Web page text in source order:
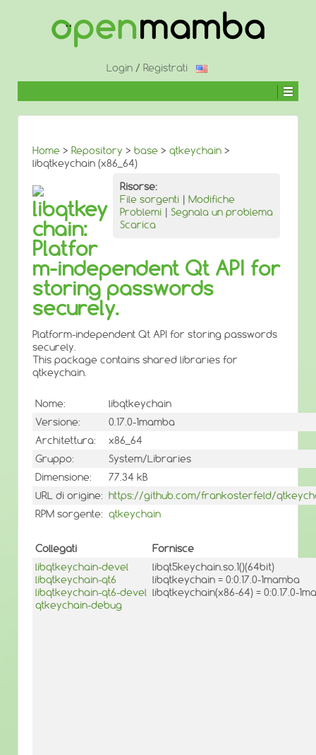
CONTENUTO
Login / Registrati
Home > Repository > base > qtkeychain >
libqtkeychain (x86_64)
Risorse:
File sorgenti | Modifiche
Problemi | Segnala un problema
Scarica
libqtkey
chain:
Platfor
m-independent Qt API for
storing passwords
securely.
Platform-independent Qt API for storing passwords
securely.
This package contains shared libraries for
qtkeychain.
Nome:
libqtkeychain
Versione:
0.17.0-1mamba
Architettura:
x86_64
Gruppo:
System/Libraries
Dimensione:
77.34 kB
URL di origine: https://github.com/frankosterfeld/
RPM sorgente: qtkeychain
Collegati
Fornisce
libqtkeychain-devel
libqtkeychain-qt6
libqtkeychain-qt6-devel
qtkeychain-debug
libqt5keychain.so.1()(64bit)
libqtkeychain = 0:0.17.0-1mamba
libqtkeychain(x86-64) = 0:0.17.0-